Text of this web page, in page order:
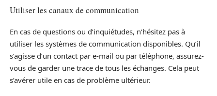
Utiliser les canaux de communication
En cas de questions ou d’inquiétudes, n’hésitez pas à
utiliser les systèmes de communication disponibles. Qu’il
s’agisse d’un contact par e-mail ou par téléphone, assurez-
vous de garder une trace de tous les échanges. Cela peut
s’avérer utile en cas de problème ultérieur.